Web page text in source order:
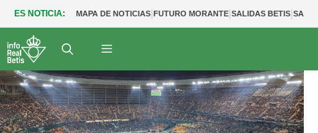
ES NOTICIA: MAPA DE NOTICIAS|FUTURO MORANTE|SALIDAS BETIS|